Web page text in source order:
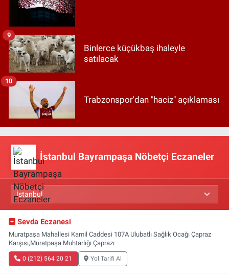
Binlerce küçükbaş ihaleyle
satılacak
9
Trabzonspor'dan "haciz" açıklaması
10
İstanbul Bayrampaşa Nöbetçi Eczaneler
Sevda Eczanesi
Muratpaşa Mahallesi Kamil Caddesi 107A Ulubatlı Sağlık Ocağı Çapraz
Karşısı,Muratpaşa Muhtarlığı Çaprazı
0 (212) 564 20 21 Yol Tarifi Al